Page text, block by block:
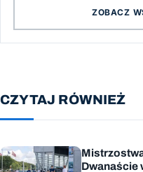
ZOBACZ
CZYTAJ RÓWNIEŻ
Dwanaście